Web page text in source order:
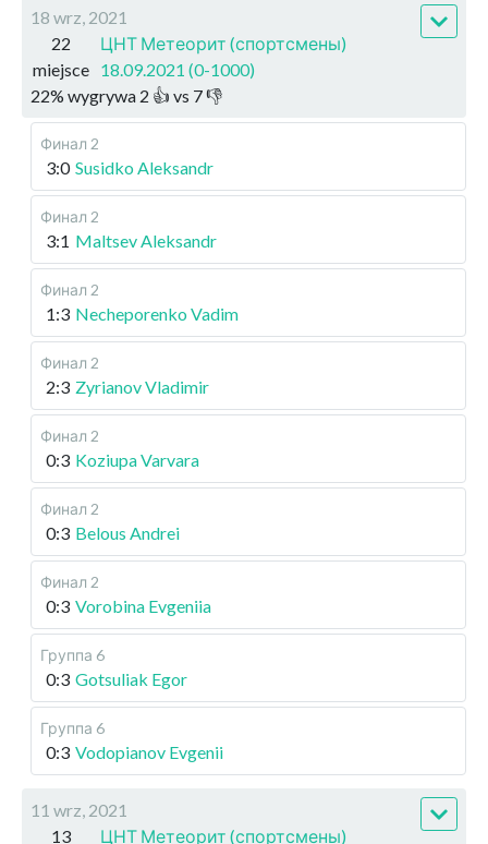
18 wrz, 2021
22
miejsce
ЦНТ Метеорит (спортсмены)
18.09.2021 (0-1000)
22% wygrywa 2 👍 vs 7👎
Финал 2
3:0 Susidko Aleksandr
Финал 2
3:1 Maltsev Aleksandr
Финал 2
1:3 Necheporenko Vadim
Финал 2
2:3 Zyrianov Vladimir
Финал 2
0:3 Koziupa Varvara
Финал 2
0:3 Belous Andrei
Финал 2
0:3 Vorobina Evgeniia
Группа 6
0:3 Gotsuliak Egor
Группа 6
0:3 Vodopianov Evgenii
11 wrz, 2021
13
ЦНТ Метеорит (спортсмены)